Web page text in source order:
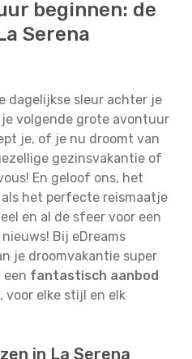
beginnen: de
Serena
dagelijkse sleur achter je
volgende grote avontuur
je, of je nu droomt van
gezinsvakantie of
En geloof ons, het
het perfecte reismaatje
en al de sfeer voor een
Bij eDreams
je droomvakantie super
een fantastisch aanbod
, voor elke stijl en elk
in La Serena